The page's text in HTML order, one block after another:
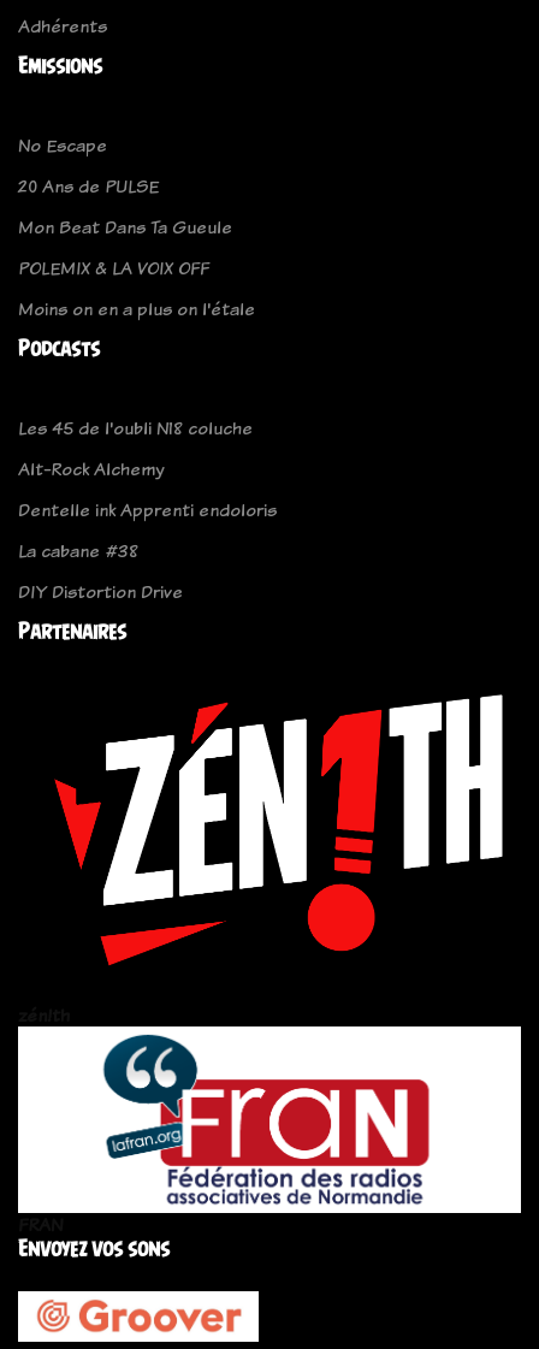
Adhérents
Emissions
No Escape
20 Ans de PULSE
Mon Beat Dans Ta Gueule
POLEMIX & LA VOIX OFF
Moins on en a plus on l'étale
Podcasts
Les 45 de l'oubli N18 coluche
Alt-Rock Alchemy
Dentelle ink Apprenti endoloris
La cabane #38
DIY Distortion Drive
Partenaires
Envoyez vos sons